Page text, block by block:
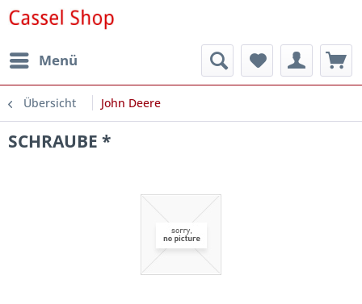
Menü
Übersicht John Deere
SCHRAUBE *